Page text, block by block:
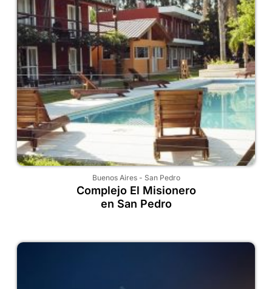
Buenos Aires- San Pedro
Complejo El Misionero
en San Pedro